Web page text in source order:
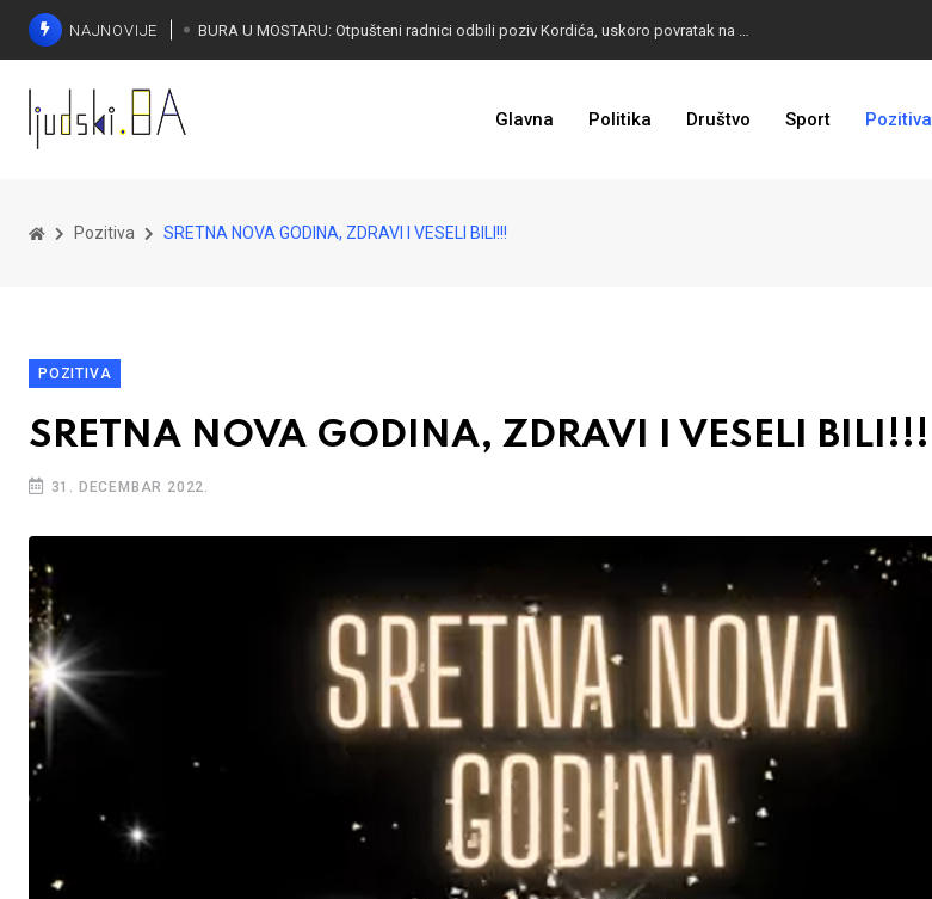
NAJNOVIJE
Glavna Politika Društvo Sport Pozitiva
Pozitiva SRETNA NOVA GODINA, ZDRAVI I VESELI BILI!!!
POZITIVA
SRETNA NOVA GODINA, ZDRAVI I VESELI BILI!!!
31. DECEMBAR 2022.